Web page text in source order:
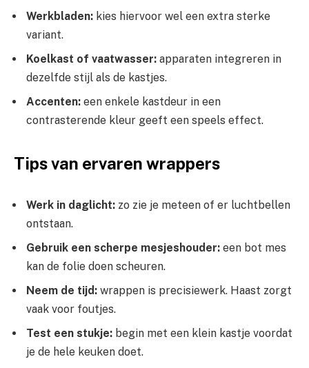
Werkbladen: kies hiervoor wel een extra sterke
variant.
Koelkast of vaatwasser: apparaten integreren in
dezelfde stijl als de kastjes.
Accenten: een enkele kastdeur in een
contrasterende kleur geeft een speels effect.
Tips van ervaren wrappers
Werk in daglicht: zo zie je meteen of er luchtbellen
ontstaan.
Gebruik een scherpe mesjeshouder: een bot mes
kan de folie doen scheuren.
Neem de tijd: wrappen is precisiewerk. Haast zorgt
vaak voor foutjes.
Test een stukje: begin met een klein kastje voordat
je de hele keuken doet.